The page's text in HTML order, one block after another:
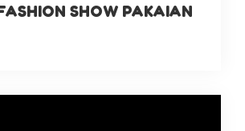
SHOW PAKAIAN